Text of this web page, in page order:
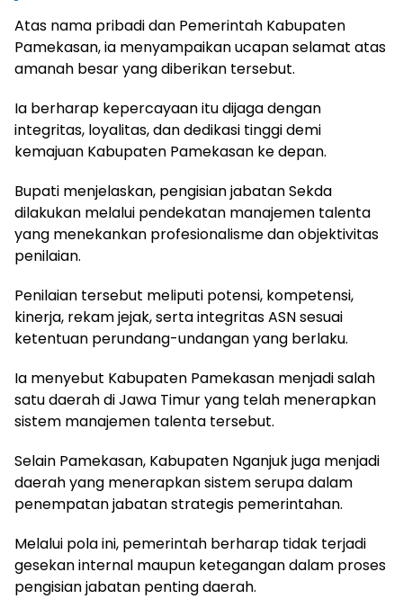
Atas nama pribadi dan Pemerintah Kabupaten
Pamekasan, ia menyampaikan ucapan selamat atas
amanah besar yang diberikan tersebut.
Ia berharap kepercayaan itu dijaga dengan
integritas, loyalitas, dan dedikasi tinggi demi
kemajuan Kabupaten Pamekasan ke depan.
Bupati menjelaskan, pengisian jabatan Sekda
dilakukan melalui pendekatan manajemen talenta
yang menekankan profesionalisme dan objektivitas
penilaian.
Penilaian tersebut meliputi potensi, kompetensi,
kinerja, rekam jejak, serta integritas ASN sesuai
ketentuan perundang-undangan yang berlaku.
Ia menyebut Kabupaten Pamekasan menjadi salah
satu daerah di Jawa Timur yang telah menerapkan
sistem manajemen talenta tersebut.
Selain Pamekasan, Kabupaten Nganjuk juga menjadi
daerah yang menerapkan sistem serupa dalam
penempatan jabatan strategis pemerintahan.
Melalui pola ini, pemerintah berharap tidak terjadi
gesekan internal maupun ketegangan dalam proses
pengisian jabatan penting daerah.